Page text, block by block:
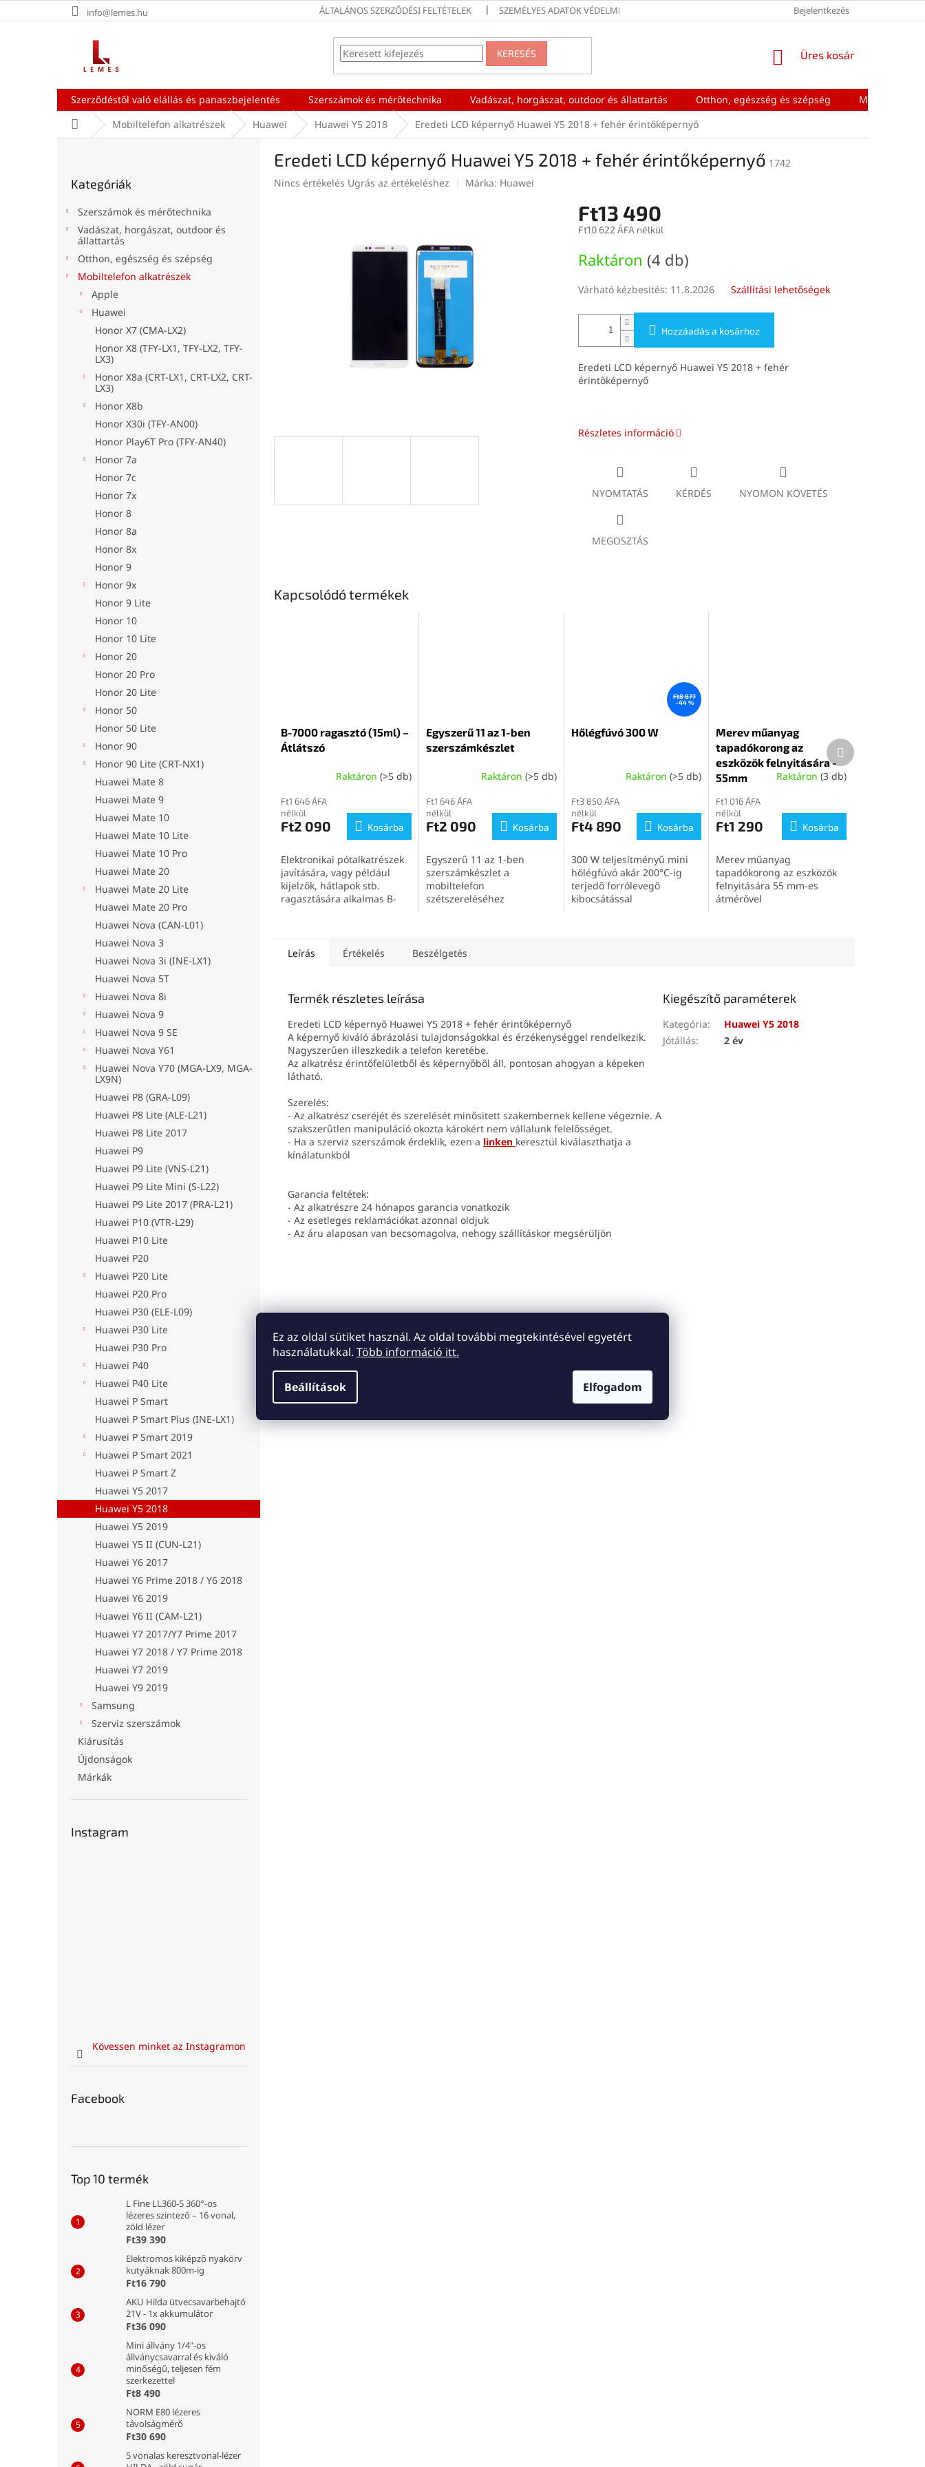
Ez az oldal sütiket használ. Az oldal további megtekintésével egyetért
használatukkal. Több információ itt.
Beállítások Elfogadom
a
info@lemes.hu ÁLTALÁNOS SZERZŐDÉSI FELTÉTELEK SZEMÉLYES ADATOK VÉDELMÉNEK FELTÉTELEI Bejelentkezés
KERESÉS KOSÁR
Üres kosár
Szerződéstől való elállás és panaszbejelentés Szerszámok és mérőtechnika Vadászat, horgászat, outdoor és állattartás Otthon, egészség és szépség
Mobiltelefon
KezdőlapMobiltelefon alkatrészek Huawei Huawei Y5 2018 Eredeti LCD képernyő Huawei Y5 2018 + fehér érintőképernyő
átugrása
Kategóriák
Szerszámok és mérőtechnika
Vadászat, horgászat, outdoor és
állattartás
Otthon, egészség és szépség
Mobiltelefon alkatrészek
Apple
Huawei
Honor X7 (CMA-LX2)
Honor X8 (TFY-LX1, TFY-LX2, TFY-
LX3)
Honor X8a (CRT-LX1, CRT-LX2, CRT-
LX3)
Honor X8b
Honor X30i (TFY-AN00)
Honor Play6T Pro (TFY-AN40)
Honor 7a
Honor 7c
Honor 7x
Honor 8
Honor 8a
Honor 8x
Honor 9
Honor 9x
Honor 9 Lite
Honor 10
Honor 10 Lite
Honor 20
Honor 20 Pro
Honor 20 Lite
Honor 50
Honor 50 Lite
Honor 90
Honor 90 Lite (CRT-NX1)
Huawei Mate 8
Huawei Mate 9
Huawei Mate 10
Huawei Mate 10 Lite
Huawei Mate 10 Pro
Huawei Mate 20
Huawei Mate 20 Lite
Huawei Mate 20 Pro
Huawei Nova (CAN-L01)
Huawei Nova 3
Huawei Nova 3i (INE-LX1)
Huawei Nova 5T
Huawei Nova 8i
Huawei Nova 9
Huawei Nova 9 SE
Huawei Nova Y61
Huawei Nova Y70 (MGA-LX9, MGA-
LX9N)
Huawei P8 (GRA-L09)
Huawei P8 Lite (ALE-L21)
Huawei P8 Lite 2017
Huawei P9
Huawei P9 Lite (VNS-L21)
Huawei P9 Lite Mini (S-L22)
Huawei P9 Lite 2017 (PRA-L21)
Huawei P10 (VTR-L29)
Huawei P10 Lite
Huawei P20
Huawei P20 Lite
Huawei P20 Pro
Huawei P30 (ELE-L09)
Huawei P30 Lite
Huawei P30 Pro
Huawei P40
Huawei P40 Lite
Huawei P Smart
Huawei P Smart Plus (INE-LX1)
Huawei P Smart 2019
Huawei P Smart 2021
Huawei P Smart Z
Huawei Y5 2017
Huawei Y5 2018
Huawei Y5 2019
Huawei Y5 II (CUN-L21)
Huawei Y6 2017
Huawei Y6 Prime 2018 / Y6 2018
Huawei Y6 2019
Huawei Y6 II (CAM-L21)
Huawei Y7 2017/Y7 Prime 2017
Huawei Y7 2018 / Y7 Prime 2018
Huawei Y7 2019
Huawei Y9 2019
Samsung
Szerviz szerszámok
Kiárusítás
Újdonságok
Márkák
Instagram
Kövessen minket az Instagramon
Facebook
Top 10 termék
L Fine LL360-5 360°-os
lézeres szintező – 16 vonal,
zöld lézer
Ft39 390
Elektromos kiképző nyakörv
kutyáknak 800m-ig
Ft16 790
AKU Hilda ütvecsavarbehajtó
21V - 1x akkumulátor
Ft36 090
Mini állvány 1/4"-os
állványcsavarral és kiváló
minőségű, teljesen fém
szerkezettel
Ft8 490
NORM E80 lézeres
távolságmérő
Ft30 690
5 vonalas keresztvonal-lézer
Eredeti LCD képernyő Huawei Y5 2018 + fehér érintőképernyő 1742
A
Nincs értékelés Ugrás az értékeléshez Márka: Huawei
Ft13 490
Ft10 622 ÁFA nélkül
Raktáron (4 db)
Várható kézbesítés: 11.8.2026 Szállítási lehetőségek
Hozzáadás a kosárhoz
Eredeti LCD képernyő Huawei Y5 2018 + fehér
érintőképernyő
Részletes információ
NYOMTATÁS KÉRDÉS NYOMON KÖVETÉS
MEGOSZTÁS
Kapcsolódó termékek
B-7000 ragasztó (15ml) –
Átlátszó
Raktáron (>5 db)
Ft1 646 ÁFA
nélkül
Ft2 090 Kosárba
Elektronikai pótalkatrészek
javítására, vagy például
kijelzők, hátlapok stb.
ragasztására alkalmas B-
Egyszerű 11 az 1-ben
szerszámkészlet
Raktáron (>5 db)
Ft1 646 ÁFA
nélkül
Ft2 090 Kosárba
Egyszerű 11 az 1-ben
szerszámkészlet a
mobiltelefon
szétszereléséhez
Ft8 877
–44 %
Hőlégfúvó 300 W
Raktáron(>5 db)
Ft3 850 ÁFA
nélkül
Ft4 890 Kosárba
300 W teljesítményű mini
hőlégfúvó akár 200°C-ig
terjedő forrólevegő
kibocsátással
Merev műanyag
tapadókorong az
eszközök felnyitására -
55mm
Raktáron (3 db)
Ft1 016 ÁFA
nélkül
Ft1 290 Kosárba
Merev műanyag
tapadókorong az eszközök
felnyitására 55 mm-es
átmérővel
Következő
termék
Leírás Értékelés Beszélgetés
Termék részletes leírása
Eredeti LCD képernyő Huawei Y5 2018 + fehér érintőképernyő
A képernyő kiváló ábrázolási tulajdonságokkal és érzékenységgel rendelkezik.
Nagyszerűen illeszkedik a telefon keretébe.
Az alkatrész érintőfelületből és képernyőből áll, pontosan ahogyan a képeken
látható.
Szerelés:
- Az alkatrész cseréjét és szerelését minősitett szakembernek kellene végeznie. A
szakszerűtlen manipuláció okozta károkért nem vállalunk felelősséget.
- Ha a szerviz szerszámok érdeklik, ezen a linken keresztül kiválaszthatja a
kínálatunkból
Garancia feltétek:
- Az alkatrészre 24 hónapos garancia vonatkozik
- Az esetleges reklamációkat azonnal oldjuk
- Az áru alaposan van becsomagolva, nehogy szállításkor megsérüljön
Kiegészítő paraméterek
Kategória:
Huawei Y5 2018
Jótállás: 2 év